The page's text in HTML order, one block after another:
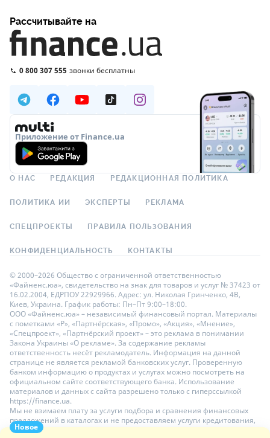
Новое
Рассчитывайте на
0 800 307 555 звонки бесплатны
Приложение от Finance.ua
О НАС РЕДАКЦИЯ РЕДАКЦИОННАЯ ПОЛИТИКА
ПОЛИТИКА ИИ ЭКСПЕРТЫ РЕКЛАМА
СПЕЦПРОЕКТЫ ПРАВИЛА ПОЛЬЗОВАНИЯ
КОНФИДЕНЦИАЛЬНОСТЬ КОНТАКТЫ
© 2000–2026 Общество с ограниченной ответственностью
«Файненс.юа», свидетельство на знак для товаров и услуг № 37423 от
16.02.2004, ЕДРПОУ 22929966. Адрес: ул. Николая Гринченко, 4В,
Киев, Украина. График работы: Пн–Пт 9:00–18:00.
ООО «Файненс.юа» – независимый финансовый портал. Материалы
с пометками «Р», «Партнёрская», «Промо», «Акция», «Мнение»,
«Спецпроект», «Партнёрский проект» – это реклама в понимании
Закона Украины «О рекламе». За содержание рекламы
ответственность несёт рекламодатель. Информация на данной
странице не является рекламой банковских услуг. Проверенную
банком информацию о продуктах и услугах можно посмотреть на
официальном сайте соответствующего банка. Использование
материалов и данных с сайта разрешено только с гиперссылкой
https://finance.ua.
Мы не взимаем плату за услуги подбора и сравнения финансовых
предложений в каталогах и не предоставляем услуги кредитования,
размещения депозитов и страхования. Ваши личные данные на